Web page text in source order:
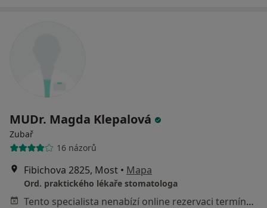
MUDr. Magda Klepalová
Zubař
16 názorů
Fibichova 2825, Most • Mapa
Ord. praktického lékaře stomatologa
Tento specialista nenabízí online rezervaci termínu na této adrese.